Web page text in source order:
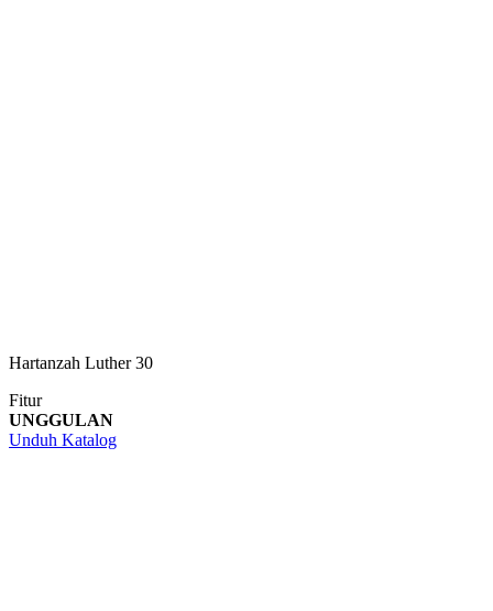
Hartanzah Luther 30
Fitur
UNGGULAN
Unduh Katalog